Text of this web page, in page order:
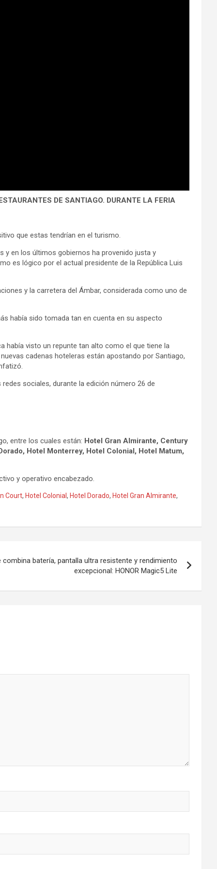
DE SANTIAGO. DURANTE LA FERIA
que estas tendrían en el turismo.
y en los últimos gobiernos ha provenido justa y
es lógico por el actual presidente de la República Luis
y la carretera del Ámbar, considerada como uno de
había sido tomada tan en cuenta en su aspecto
había visto un repunte tan alto como el que tiene la
cadenas hoteleras están apostando por Santiago,
sociales, durante la edición número 26 de
entre los cuales están: Hotel Gran Almirante, Century
Hotel Monterrey, Hotel Colonial, Hotel Matum,
y operativo encabezado.
Court, Hotel Colonial , Hotel Dorado, Hotel Gran Almirante,
batería, pantalla ultra resistente y rendimiento
excepcional: HONOR Magic5 Lite